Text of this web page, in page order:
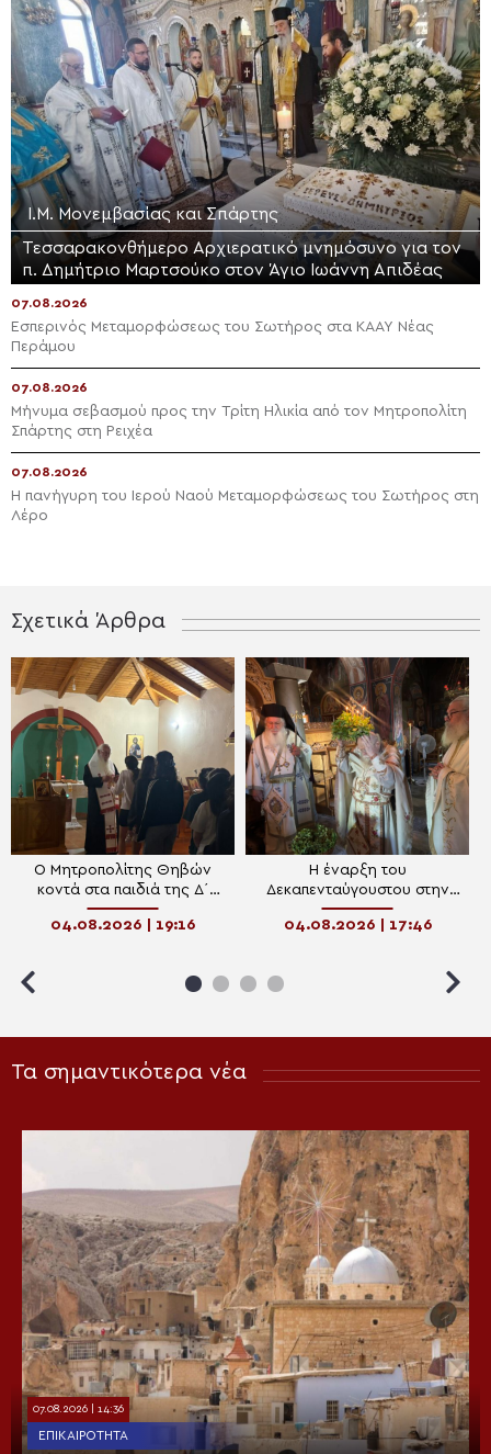
Ι.Μ. Μονεμβασίας και Σπάρτης
Τεσσαρακονθήμερο Αρχιερατικό μνημόσυνο για τον
π. Δημήτριο Μαρτσούκο στον Άγιο Ιωάννη Απιδέας
07.08.2026
Εσπερινός Μεταμορφώσεως του Σωτήρος στα ΚΑΑΥ Νέας
Περάμου
07.08.2026
Μήνυμα σεβασμού προς την Τρίτη Ηλικία από τον Μητροπολίτη
Σπάρτης στη Ρειχέα
07.08.2026
Η πανήγυρη του Ιερού Ναού Μεταμορφώσεως του Σωτήρος στη
Λέρο
Σχετικά Άρθρα
Ο Μητροπολίτης Θηβών
κοντά στα παιδιά της Δ΄
Κατασκηνωτικής Περιόδου
04.08.2026 | 19:16
Η έναρξη του
Δεκαπενταύγουστου στην
Ιερά Μητρόπολη Θηβών
04.08.2026 | 17:46
Τα σημαντικότερα νέα
07.08.2026 | 14:36
ΕΠΙΚΑΙΡΌΤΗΤΑ